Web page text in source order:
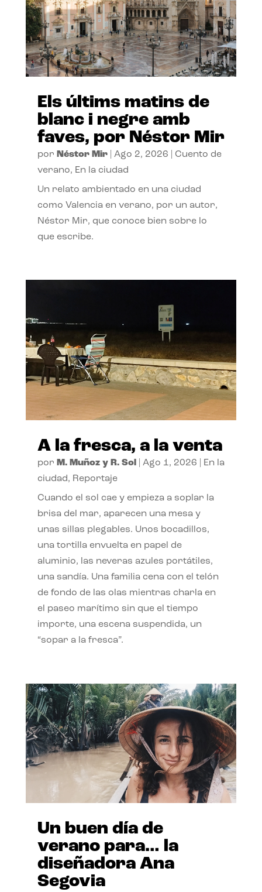
Els últims matins de
blanc i negre amb
faves, por Néstor Mir
por Néstor Mir| Ago 2, 2026
Cuento de
verano, En la ciudad
Un relato ambientado en una ciudad
como Valencia en verano, por un autor,
Néstor Mir, que conoce bien sobre lo
que escribe.
A la fresca, a la venta
por M. Muñoz y R. Sol| Ago 1, 2026
En la
ciudad, Reportaje
Cuando el sol cae y empieza a soplar la
brisa del mar, aparecen una mesa y
unas sillas plegables. Unos bocadillos,
una tortilla envuelta en papel de
aluminio, las neveras azules portátiles,
una sandía. Una familia cena con el telón
de fondo de las olas mientras charla en
el paseo marítimo sin que el tiempo
importe, una escena suspendida, un
“sopar a la fresca”.
Un buen día de
verano para… la
diseñadora Ana
Segovia